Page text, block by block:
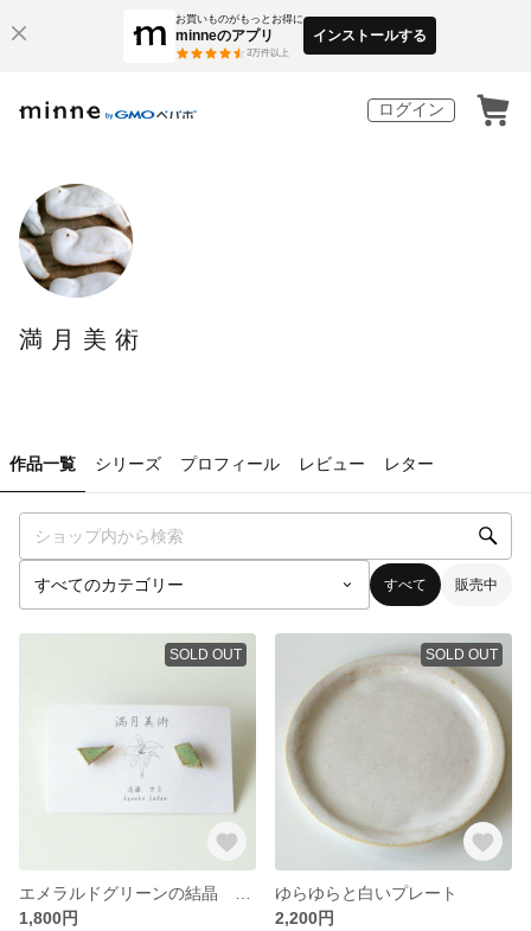
お買いものがもっとお得に
minneのアプリ
3万件以上
インストールする
ログイン
満月美術
作品一覧 シリーズ プロフィール レビュー レター
すべて 販売中
SOLD OUT
1,800円
SOLD OUT
ゆらゆらと白いプレート
2,200円